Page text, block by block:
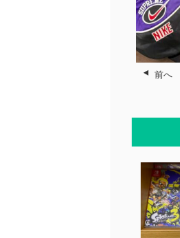
前へ